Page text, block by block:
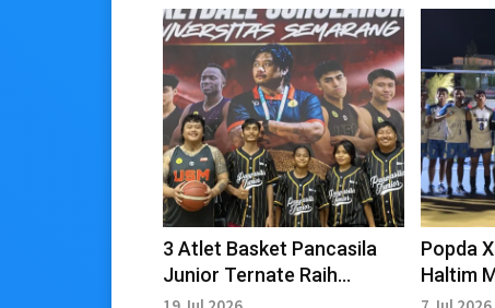
3 Atlet Basket Pancasila
Junior Ternate Raih
Beasiswa Penuh di USM
Popda
Haltim
atas